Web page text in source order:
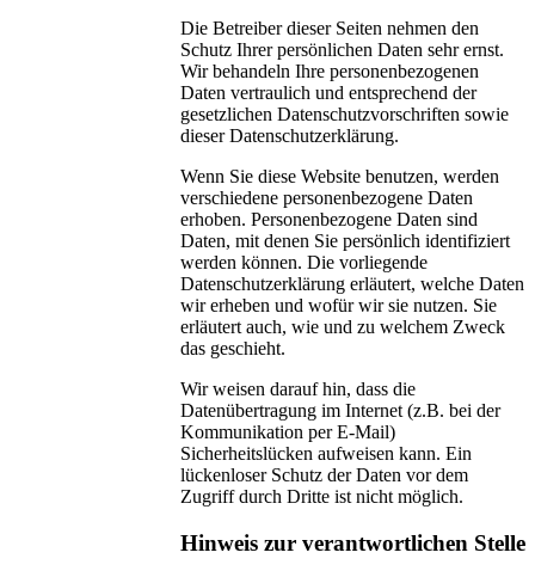
Die Betreiber dieser Seiten nehmen den
Schutz Ihrer persönlichen Daten sehr ernst.
Wir behandeln Ihre personenbezogenen
Daten vertraulich und entsprechend der
gesetzlichen Datenschutzvorschriften sowie
dieser Datenschutzerklärung.
Wenn Sie diese Website benutzen, werden
verschiedene personenbezogene Daten
erhoben. Personenbezogene Daten sind
Daten, mit denen Sie persönlich identifiziert
werden können. Die vorliegende
Datenschutzerklärung erläutert, welche Daten
wir erheben und wofür wir sie nutzen. Sie
erläutert auch, wie und zu welchem Zweck
das geschieht.
Wir weisen darauf hin, dass die
Datenübertragung im Internet (z.B. bei der
Kommunikation per E-Mail)
Sicherheitslücken aufweisen kann. Ein
lückenloser Schutz der Daten vor dem
Zugriff durch Dritte ist nicht möglich.
Hinweis zur verantwortlichen Stelle